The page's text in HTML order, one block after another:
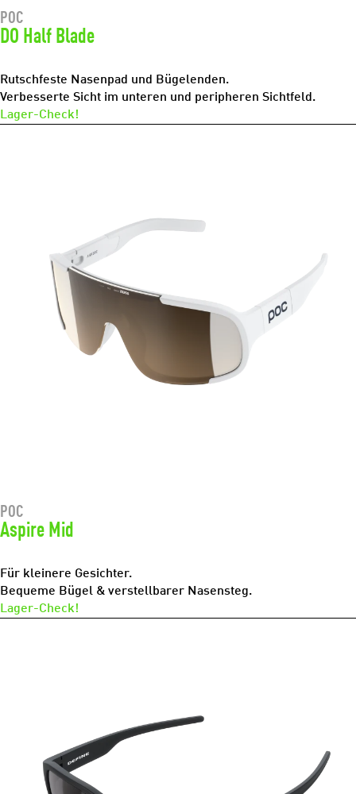
POC
DO Half Blade
Rutschfeste Nasenpad und Bügelenden.
Verbesserte Sicht im unteren und peripheren Sichtfeld.
Lager-Check!
POC
Aspire Mid
Für kleinere Gesichter.
Bequeme Bügel & verstellbarer Nasensteg.
Lager-Check!